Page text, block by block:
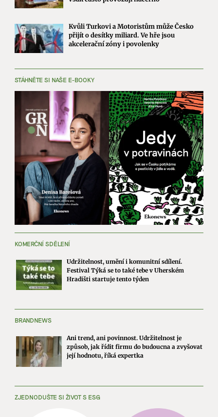
Kvůli Turkovi a Motoristům může Česko
přijít o desítky miliard. Ve hře jsou
akcelerační zóny i povolenky
STÁHNĚTE SI NAŠE E-BOOKY
KOMERČNÍ SDĚLENÍ
Udržitelnost, umění i komunitní sdílení.
Festival Týká se to také tebe v Uherském
Hradišti startuje tento týden
BRANDNEWS
Ani trend, ani povinnost. Udržitelnost je
způsob, jak řídit firmu do budoucna a zvyšovat
její hodnotu, říká expertka
ZJEDNODUŠTE SI ŽIVOT S ESG